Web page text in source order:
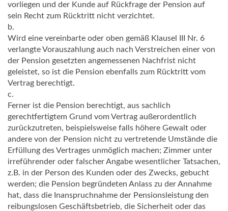
vorliegen und der Kunde auf Rückfrage der Pension auf
sein Recht zum Rücktritt nicht verzichtet.
b.
Wird eine vereinbarte oder oben gemäß Klausel III Nr. 6
verlangte Vorauszahlung auch nach Verstreichen einer von
der Pension gesetzten angemessenen Nachfrist nicht
geleistet, so ist die Pension ebenfalls zum Rücktritt vom
Vertrag berechtigt.
c.
Ferner ist die Pension berechtigt, aus sachlich
gerechtfertigtem Grund vom Vertrag außerordentlich
zurückzutreten, beispielsweise falls höhere Gewalt oder
andere von der Pension nicht zu vertretende Umstände die
Erfüllung des Vertrages unmöglich machen; Zimmer unter
irreführender oder falscher Angabe wesentlicher Tatsachen,
z.B. in der Person des Kunden oder des Zwecks, gebucht
werden; die Pension begründeten Anlass zu der Annahme
hat, dass die Inanspruchnahme der Pensionsleistung den
reibungslosen Geschäftsbetrieb, die Sicherheit oder das